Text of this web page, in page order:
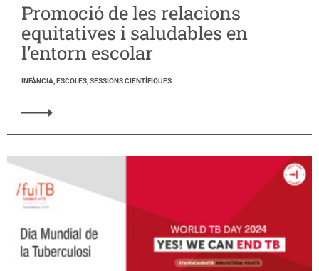
Promoció de les relacions
equitatives i saludables en
l’entorn escolar
INFÀNCIA, ESCOLES, SESSIONS CIENTÍFIQUES